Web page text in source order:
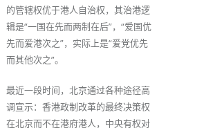
的管辖权优于港人自治权，其治港逻
辑是“一国在先而两制在后”，“爱国优
先而爱港次之”，实际上是“爱党优先
而其他次之”。
最近一段时间，北京通过各种途径高
调宣示：香港政制改革的最终决策权
在北京而不在港府港人，中央有权对